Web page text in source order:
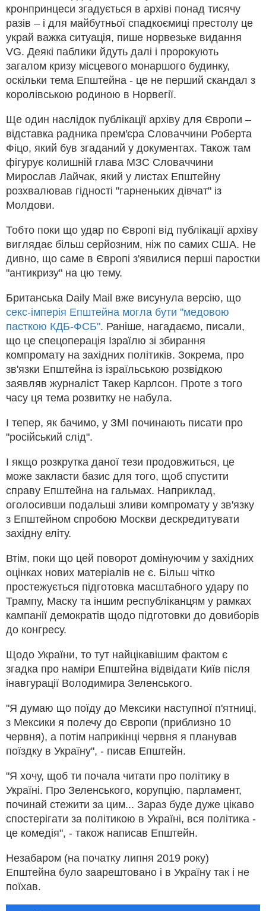
кронпринцеси згадується в архіві понад тисячу
разів – і для майбутньої спадкоємиці престолу це
украй важка ситуація, пише норвезьке видання
VG. Деякі паблики йдуть далі і пророкують
загалом кризу місцевого монаршого будинку,
оскільки тема Епштейна - це не перший скандал з
королівською родиною в Норвегії.
Ще один наслідок публікації архіву для Європи –
відставка радника прем'єра Словаччини Роберта
Фіцо, який був згаданий у документах. Також там
фігурує колишній глава МЗС Словаччини
Мирослав Лайчак, який у листах Епштейну
розхвалював гідності "гарненьких дівчат" із
Молдови.
Тобто поки що удар по Європі від публікації архіву
виглядає більш серйозним, ніж по самих США. Не
дивно, що саме в Європі з'явилися перші паростки
"антикризу" на цю тему.
Британська Daily Mail вже висунула версію, що
секс-імперія Епштейна могла бути "медовою
пасткою КДБ-ФСБ". Раніше, нагадаємо, писали,
що це спецоперація Ізраїлю зі збирання
компромату на західних політиків. Зокрема, про
зв'язки Епштейна із ізраїльською розвідкою
заявляв журналіст Такер Карлсон. Проте з того
часу ця тема розвитку не набула.
І тепер, як бачимо, у ЗМІ починають писати про
"російський слід".
І якщо розкрутка даної тези продовжиться, це
може закласти базис для того, щоб спустити
справу Епштейна на гальмах. Наприклад,
оголосивши подальші зливи компромату у зв'язку
з Епштейном спробою Москви дескредитувати
західну еліту.
Втім, поки що цей поворот домінуючим у західних
оцінках нових матеріалів не є. Більш чітко
простежується підготовка масштабного удару по
Трампу, Маску та іншим республіканцям у рамках
кампанії демократів щодо підготовки до довиборів
до конгресу.
Щодо України, то тут найцікавішим фактом є
згадка про наміри Епштейна відвідати Київ після
інавгурації Володимира Зеленського.
"Я думаю що поїду до Мексики наступної п'ятниці,
з Мексики я полечу до Європи (приблизно 10
червня), а потім наприкінці червня я планував
поїздку в Україну", - писав Епштейн.
"Я хочу, щоб ти почала читати про політику в
Україні. Про Зеленського, корупцію, парламент,
починай стежити за цим... Зараз буде дуже цікаво
спостерігати за політикою в Україні, вся політика -
це комедія", - також написав Епштейн.
Незабаром (на початку липня 2019 року)
Епштейна було заарештовано і в Україну так і не
поїхав.